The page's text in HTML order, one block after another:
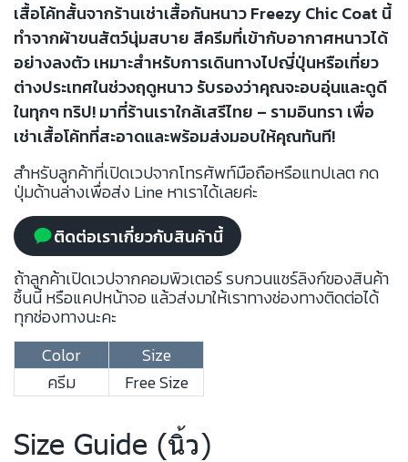
เสื้อโค้ทสั้นจากร้านเช่าเสื้อกันหนาว Freezy Chic Coat นี้
ทำจากผ้าขนสัตว์นุ่มสบาย สีครีมที่เข้ากับอากาศหนาวได้
อย่างลงตัว เหมาะสำหรับการเดินทางไปญี่ปุ่นหรือเที่ยว
ต่างประเทศในช่วงฤดูหนาว รับรองว่าคุณจะอบอุ่นและดูดี
ในทุกๆ ทริป! มาที่ร้านเราใกล้เสรีไทย – รามอินทรา เพื่อ
เช่าเสื้อโค้ทที่สะอาดและพร้อมส่งมอบให้คุณทันที!
สำหรับลูกค้าที่เปิดเวปจากโทรศัพท์มือถือหรือแทปเลต กด
ปุ่มด้านล่างเพื่อส่ง Line หาเราได้เลยค่ะ
ติดต่อเราเกี่ยวกับสินค้านี้
ถ้าลูกค้าเปิดเวปจากคอมพิวเตอร์ รบกวนแชร์ลิงก์ของสินค้า
ชิ้นนี้ หรือแคปหน้าจอ แล้วส่งมาให้เราทางช่องทางติดต่อได้
ทุกช่องทางนะคะ
Color
Size
ครีม
Free Size
Size Guide (นิ้ว)